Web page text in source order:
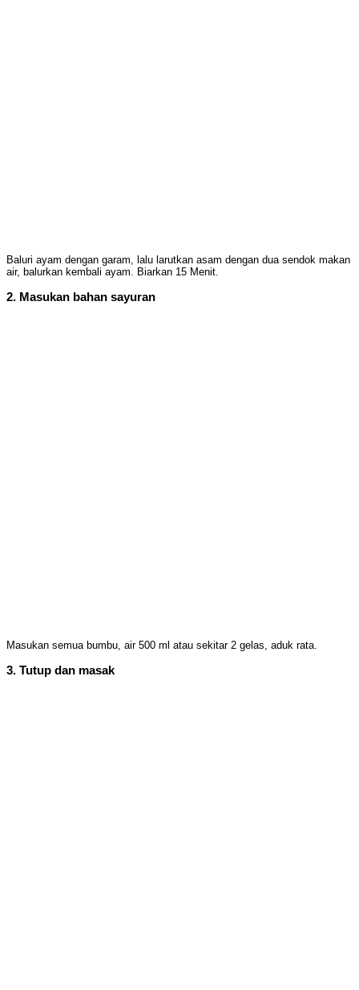
Baluri ayam dengan garam, lalu larutkan asam dengan dua sendok makan
air, balurkan kembali ayam. Biarkan 15 Menit.
2. Masukan bahan sayuran
Masukan semua bumbu, air 500 ml atau sekitar 2 gelas, aduk rata.
3. Tutup dan masak